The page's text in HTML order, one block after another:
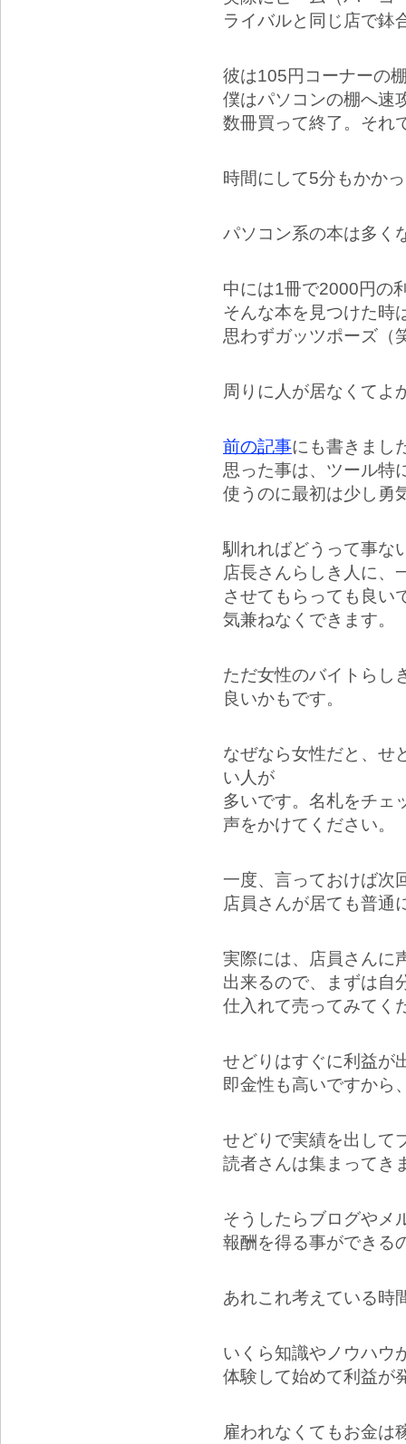
ライバルと同じ店で鉢
彼は105円コーナーの
僕はパソコンの棚へ速
数冊買って終了。それ
時間にして5分もかか
パソコン系の本は多く
中には1冊で2000円の
そんな本を見つけた時
思わずガッツポーズ（
周りに人が居なくてよ
前の記事にも書きまし
思った事は、ツール特
使うのに最初は少し勇
馴れればどうって事な
店長さんらしき人に、
させてもらっても良い
気兼ねなくできます。
ただ女性のバイトらし
良いかもです。
なぜなら女性だと、せ
い人が
多いです。名札をチェ
声をかけてください。
一度、言っておけば次
店員さんが居ても普通
実際には、店員さんに
出来るので、まずは自
仕入れて売ってみてく
せどりはすぐに利益が
即金性も高いですから
せどりで実績を出して
読者さんは集まってき
そうしたらブログやメ
報酬を得る事ができる
あれこれ考えている時
いくら知識やノウハウ
体験して始めて利益が
雇われなくてもお金は